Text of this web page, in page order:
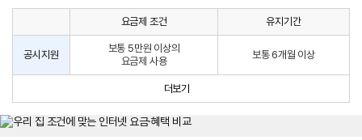
원
사
인
법
요금제 조건 유지기간
공시지원
보통 5만원 이상의
요금제 사용
보통 6개월 이상
더보기